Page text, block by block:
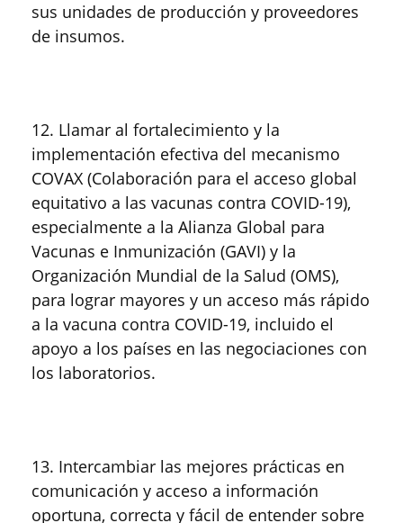
sus unidades de producción y proveedores
de insumos.
12. Llamar al fortalecimiento y la
implementación efectiva del mecanismo
COVAX (Colaboración para el acceso global
equitativo a las vacunas contra COVID-19),
especialmente a la Alianza Global para
Vacunas e Inmunización (GAVI) y la
Organización Mundial de la Salud (OMS),
para lograr mayores y un acceso más rápido
a la vacuna contra COVID-19, incluido el
apoyo a los países en las negociaciones con
los laboratorios.
13. Intercambiar las mejores prácticas en
comunicación y acceso a información
oportuna, correcta y fácil de entender sobre